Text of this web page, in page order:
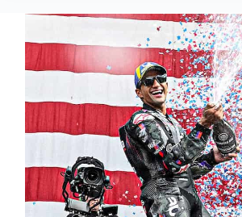
GRAND
À
AUSTIN
DEVANT
CO-
ÉQUIPIER
JORGE
MARTIN